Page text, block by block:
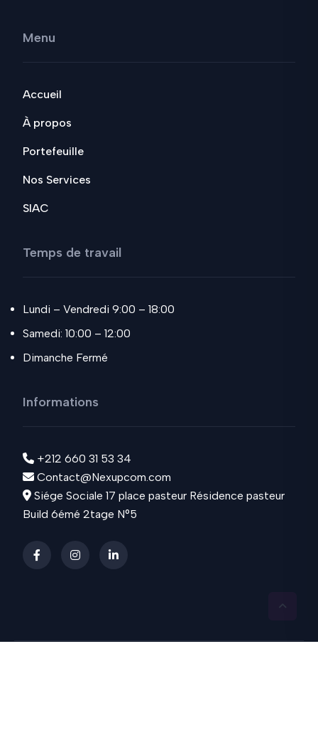
Menu
Accueil
À propos
Portefeuille
Nos Services
SIAC
Temps de travail
Lundi – Vendredi 9:00 – 18:00
Samedi: 10:00 – 12:00
Dimanche Fermé
Informations
+212 660 31 53 34
Contact@Nexupcom.com
Siége Sociale 17 place pasteur Résidence pasteur
Build 6émé 2tage N°5